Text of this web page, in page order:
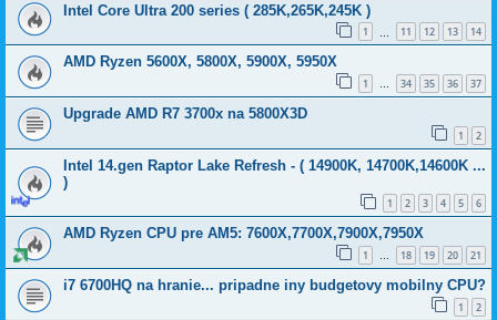
Intel Core Ultra 200 series ( 285K,265K,245K )
1 11 12 13 14
AMD Ryzen 5600X, 5800X, 5900X, 5950X
1 … 34 35 36 37
Upgrade AMD R7 3700x na 5800X3D
1 2
Intel 14.gen Raptor Lake Refresh - ( 14900K, 14700K,14600K ...
)
1 2 3 4 5 6
AMD Ryzen CPU pre AM5: 7600X,7700X,7900X,7950X
1 … 18 19 20 21
i7 6700HQ na hranie... pripadne iny budgetovy mobilny CPU?
1 2